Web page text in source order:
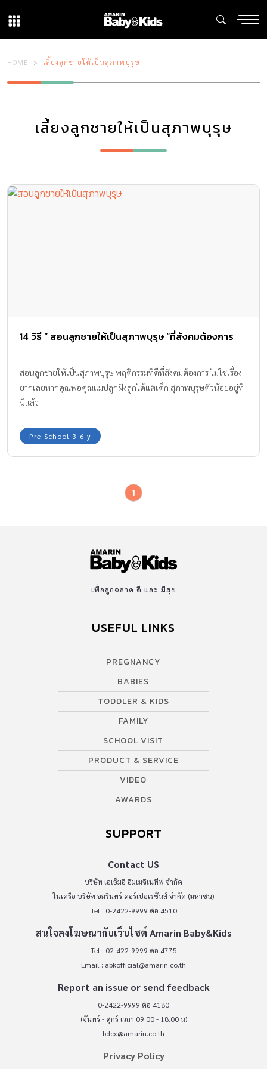
HOME เลี้ยงลูกชายให้เป็นสุภาพบุรุษ
เลี้ยงลูกชายให้เป็นสุภาพบุรุษ
14 วิธี ” สอนลูกชายให้เป็นสุภาพบุรุษ “ที่สังคมต้องการ
สอนลูกชายให้เป็นสุภาพบุรุษ พฤติกรรมที่ดีที่สังคมต้องการ ไม่ใช่เรื่อง
ยากเลยหากคุณพ่อคุณแม่ปลูกฝังลูกได้แต่เด็ก สุภาพบุรุษตัวน้อยอยู่ที่
นี่แล้ว
Pre-School 3-6 y
1
เพื่อลูกฉลาด ดี และ มีสุข
USEFUL LINKS
PREGNANCY
BABIES
TODDLER & KIDS
FAMILY
SCHOOL VISIT
PRODUCT & SERVICE
VIDEO
AWARDS
SUPPORT
Contact US
บริษัท เอเอ็มอี อิมเมจิเนทีฟ จำกัด
ในเครือ บริษัท อมรินทร์ คอร์เปอเรชั่นส์ จำกัด (มหาชน)
Tel : 0-2422-9999 ต่อ 4510
สนใจลงโฆษณากับเว็บไซต์ Amarin Baby&Kids
Tel : 02-422-9999 ต่อ 4775
Email : abkofficial@amarin.co.th
Report an issue or send feedback
0-2422-9999 ต่อ 4180
(จันทร์ - ศุกร์ เวลา 09.00 - 18.00 น)
bdcx@amarin.co.th
Privacy Policy